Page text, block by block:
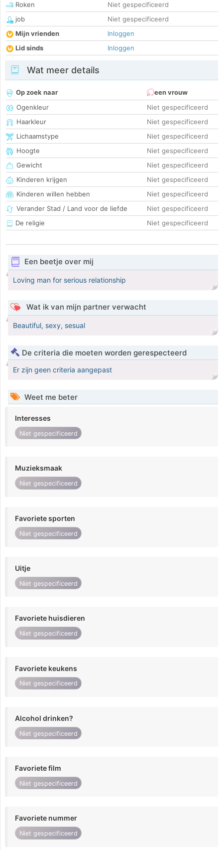
Roken
Niet gespecificeerd
job
Niet gespecificeerd
Mijn vrienden
Inloggen
Lid sinds
Inloggen
Wat meer details
Op zoek naar
een vrouw
Ogenkleur
Niet gespecificeerd
Haarkleur
Niet gespecificeerd
Lichaamstype
Niet gespecificeerd
Hoogte
Niet gespecificeerd
Gewicht
Niet gespecificeerd
Kinderen krijgen
Niet gespecificeerd
Kinderen willen hebben
Niet gespecificeerd
Verander Stad / Land voor de liefde
Niet gespecificeerd
De religie
Niet gespecificeerd
Een beetje over mij
Loving man for serious relationship
Wat ik van mijn partner verwacht
Beautiful, sexy, sesual
De criteria die moeten worden gerespecteerd
Er zijn geen criteria aangepast
Weet me beter
Interesses
Niet gespecificeerd
Muzieksmaak
Niet gespecificeerd
Favoriete sporten
Niet gespecificeerd
Uitje
Niet gespecificeerd
Favoriete huisdieren
Niet gespecificeerd
Favoriete keukens
Niet gespecificeerd
Alcohol drinken?
Niet gespecificeerd
Favoriete film
Niet gespecificeerd
Favoriete nummer
Niet gespecificeerd